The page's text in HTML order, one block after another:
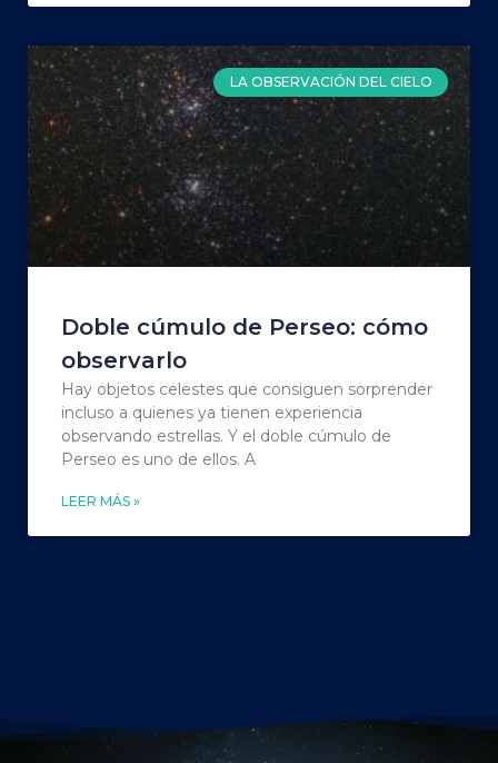
LA OBSERVACIÓN DEL CIELO
Doble cúmulo de Perseo: cómo
observarlo
Hay objetos celestes que consiguen sorprender
incluso a quienes ya tienen experiencia
observando estrellas. Y el doble cúmulo de
Perseo es uno de ellos. A
LEER MÁS »